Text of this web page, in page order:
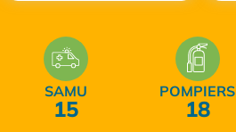
SAMU
15
POMPIERS
18